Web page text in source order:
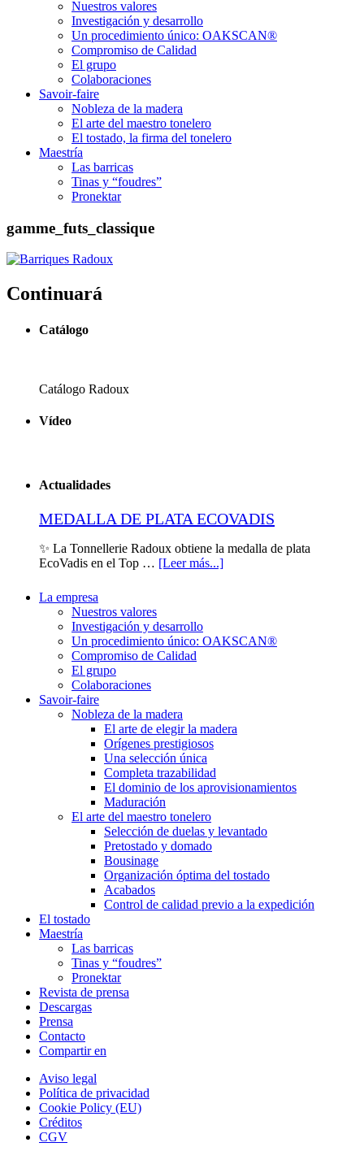
Nuestros valores
Investigación y desarrollo
Un procedimiento único: OAKSCAN®
Compromiso de Calidad
El grupo
Colaboraciones
Savoir-faire
Nobleza de la madera
El arte del maestro tonelero
El tostado, la firma del tonelero
Maestría
Las barricas
Tinas y “foudres”
Pronektar
gamme_futs_classique
Continuará
Catálogo
Catálogo Radoux
Vídeo
Actualidades
MEDALLA DE PLATA ECOVADIS
✨ La Tonnellerie Radoux obtiene la medalla de plata
EcoVadis en el Top … [Leer más...]
La empresa
Nuestros valores
Investigación y desarrollo
Un procedimiento único: OAKSCAN®
Compromiso de Calidad
El grupo
Colaboraciones
Savoir-faire
Nobleza de la madera
El arte de elegir la madera
Orígenes prestigiosos
Una selección única
Completa trazabilidad
El dominio de los aprovisionamientos
Maduración
El arte del maestro tonelero
Selección de duelas y levantado
Pretostado y domado
Bousinage
Organización óptima del tostado
Acabados
Control de calidad previo a la expedición
El tostado
Maestría
Las barricas
Tinas y “foudres”
Pronektar
Revista de prensa
Descargas
Prensa
Contacto
Compartir en
Aviso legal
Política de privacidad
Cookie Policy (EU)
Créditos
CGV